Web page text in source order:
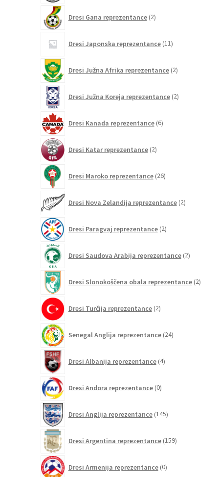
Dresi Gana reprezentance 2izdelka
Dresi Japonska reprezentance 11izdelkov
Dresi Južna Afrika reprezentance 2izdelka
Dresi Južna Koreja reprezentance 2izdelka
Dresi Kanada reprezentance 6izdelkov
Dresi Katar reprezentance 2izdelka
Dresi Maroko reprezentance 26izdelkov
Dresi Nova Zelandija reprezentance 2izdelka
Dresi Paragvaj reprezentance 2izdelka
Dresi Saudova Arabija reprezentance 2izdelka
Dresi Slonokoščena obala reprezentance 2izdelka
Dresi Turčija reprezentance 2izdelka
Senegal Anglija reprezentance 24izdelkov
Dresi Albanija reprezentance 4izdelki
Dresi Andora reprezentance 0izdelkov
Dresi Anglija reprezentance 145izdelkov
Dresi Argentina reprezentance 159izdelkov
Dresi Armenija reprezentance 0izdelkov